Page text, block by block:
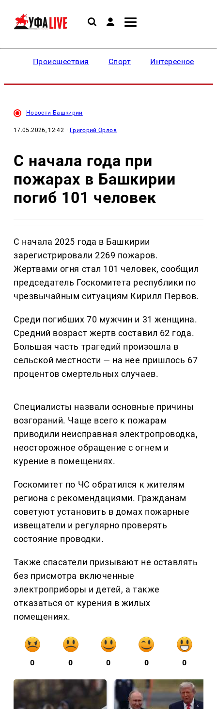
Происшествия Спорт Интересное
Новости Башкирии
17.05.2026, 12:42 · Григорий Орлов
С начала года при
пожарах в Башкирии
погиб 101 человек
С начала 2025 года в Башкирии
зарегистрировали 2269 пожаров.
Жертвами огня стал 101 человек, сообщил
председатель Госкомитета республики по
чрезвычайным ситуациям Кирилл Первов.
Среди погибших 70 мужчин и 31 женщина.
Средний возраст жертв составил 62 года.
Большая часть трагедий произошла в
сельской местности — на нее пришлось 67
процентов смертельных случаев.
Специалисты назвали основные причины
возгораний. Чаще всего к пожарам
приводили неисправная электропроводка,
неосторожное обращение с огнем и
курение в помещениях.
Госкомитет по ЧС обратился к жителям
региона с рекомендациями. Гражданам
советуют установить в домах пожарные
извещатели и регулярно проверять
состояние проводки.
Также спасатели призывают не оставлять
без присмотра включенные
электроприборы и детей, а также
отказаться от курения в жилых
помещениях.
0 0 0 0 0